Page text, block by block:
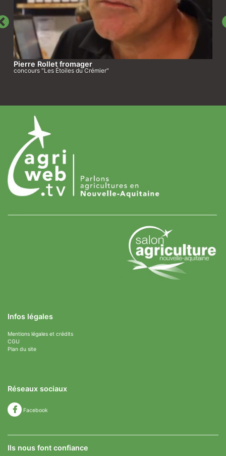
Pierre Rollet fromager
concours "Les Étoiles du Crémier"
Infos légales
Mentions légales et crédits
CGU
Plan du site
Réseaux sociaux
Facebook
Ils nous font confiance